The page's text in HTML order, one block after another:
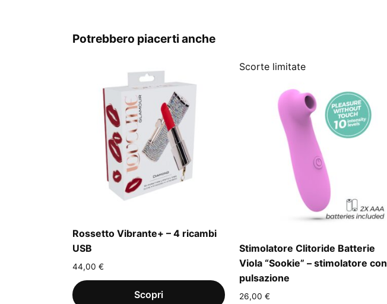
Potrebbero piacerti anche
Rossetto Vibrante+ – 4 ricambi
USB
44,00 €
Scorte limitate
Stimolatore Clitoride Batterie
Viola “Sookie” – stimolatore con
pulsazione
26,00 €